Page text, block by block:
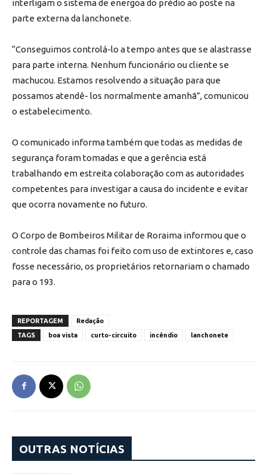
interligam o sistema de energoa do prédio ao poste na
parte externa da lanchonete.
“Conseguimos controlá-lo a tempo antes que se alastrasse
para parte interna. Nenhum funcionário ou cliente se
machucou. Estamos resolvendo a situação para que
possamos atendê- los normalmente amanhã”, comunicou
o estabelecimento.
O comunicado informa também que todas as medidas de
segurança foram tomadas e que a gerência está
trabalhando em estreita colaboração com as autoridades
competentes para investigar a causa do incidente e evitar
que ocorra novamente no futuro.
O Corpo de Bombeiros Militar de Roraima informou que o
controle das chamas foi feito com uso de extintores e, caso
fosse necessário, os proprietários retornariam o chamado
para o 193.
REPORTAGEM
Redação
TAGS
boa vista curto-circuito incêndio lanchonete
OUTRAS NOTÍCIAS